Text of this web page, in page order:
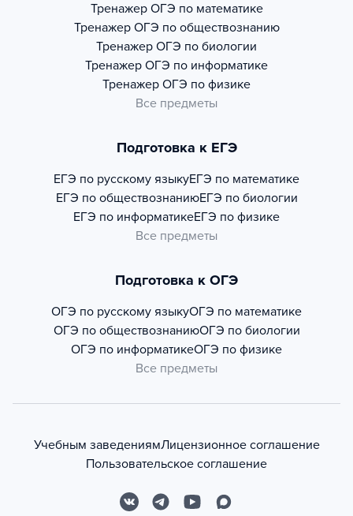
Тренажер ОГЭ по математике
Тренажер ОГЭ по обществознанию
Тренажер ОГЭ по биологии
Тренажер ОГЭ по информатике
Тренажер ОГЭ по физике
Все предметы
Подготовка к ЕГЭ
ЕГЭ по русскому языкуЕГЭ по математике
ЕГЭ по обществознаниюЕГЭ по биологии
ЕГЭ по информатикеЕГЭ по физике
Все предметы
Подготовка к ОГЭ
ОГЭ по русскому языкуОГЭ по математике
ОГЭ по обществознаниюОГЭ по биологии
ОГЭ по информатикеОГЭ по физике
Все предметы
Учебным заведениямЛицензионное соглашение
Пользовательское соглашение